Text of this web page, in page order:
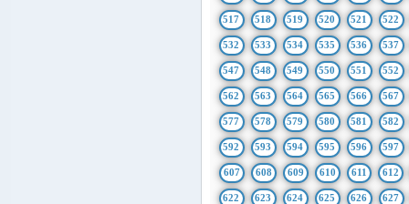
517 518 519 520 521 522
532 533 534 535 536 537
547 548 549 550 551 552
562 563 564 565 566 567
577 578 579 580 581 582
592 593 594 595 596 597
607 608 609 610 611 612
622 623 624 625 626 627